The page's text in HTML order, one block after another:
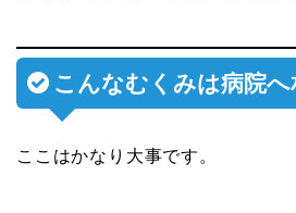
こんなむくみは病院へ
ここはかなり大事です。